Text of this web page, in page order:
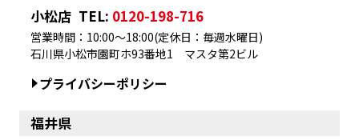
小松店 TEL: 0120-198-716
石川県小松市園町ホ93番地1 マスタ第2ビル
営業時間：10:00～18:00(定休日：毎週水曜日)
プライバシーポリシー
福井県